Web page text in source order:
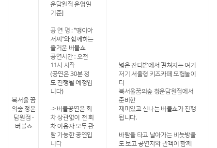
북서울 꿈
의숲 청운
답원점 -
버블쇼
운답원점 운영일
기준]
공 연 명 : "땡이아
저씨"와 함께하는
즐거운 버블쇼
공연시간 : 오전
11시 시작
(공연은 30분 정
도 진행될 예정입
니다)
-> 버블공연은 회
차 상관없이 전 회
차 이용자 모두 관
람 가능한 공연입
니다
넓은 잔디밭에서 펼쳐지는 여기
저기 서울형 키즈카페 모험놀이
터
북서울꿈의숲 청운답원점에서
준비한
재미있고 신나는 버블쇼가 진행
됩니다.
바람을 타고 날아가는 비눗방울
도 보고 공연자와 관객이 함께